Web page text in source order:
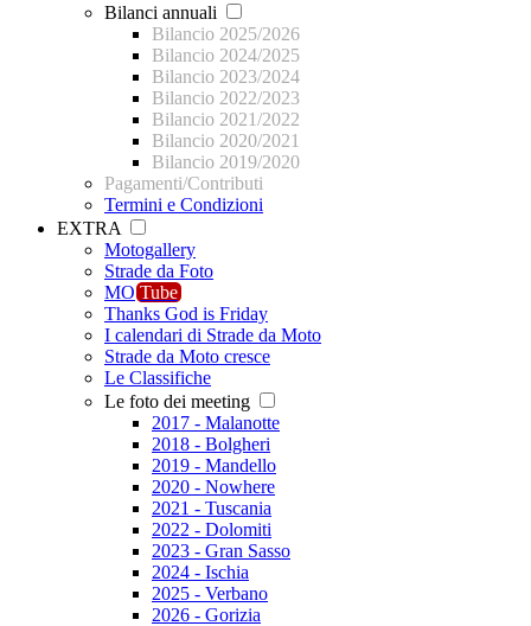
Bilanci annuali
Bilancio 2025/2026
Bilancio 2024/2025
Bilancio 2023/2024
Bilancio 2022/2023
Bilancio 2021/2022
Bilancio 2020/2021
Bilancio 2019/2020
Pagamenti/Contributi
Termini e Condizioni
EXTRA
Motogallery
Strade da Foto
MO Tube
Thanks God is Friday
I calendari di Strade da Moto
Strade da Moto cresce
Le Classifiche
Le foto dei meeting
2017 - Malanotte
2018 - Bolgheri
2019 - Mandello
2020 - Nowhere
2021 - Tuscania
2022 - Dolomiti
2023 - Gran Sasso
2024 - Ischia
2025 - Verbano
2026 - Gorizia